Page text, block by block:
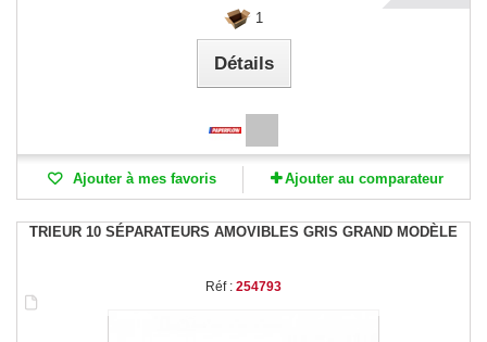
1
Détails
Ajouter à mes favoris Ajouter au comparateur
TRIEUR 10 SÉPARATEURS AMOVIBLES GRIS GRAND MODÈLE
Réf : 254793